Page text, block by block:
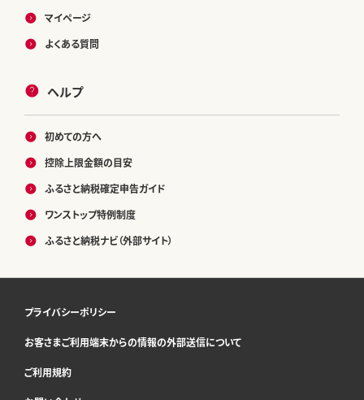
マイページ
よくある質問
ヘルプ
初めての方へ
控除上限金額の目安
ふるさと納税確定申告ガイド
ワンストップ特例制度
ふるさと納税ナビ（外部サイト）
プライバシーポリシー
お客さまご利用端末からの情報の外部送信について
ご利用規約